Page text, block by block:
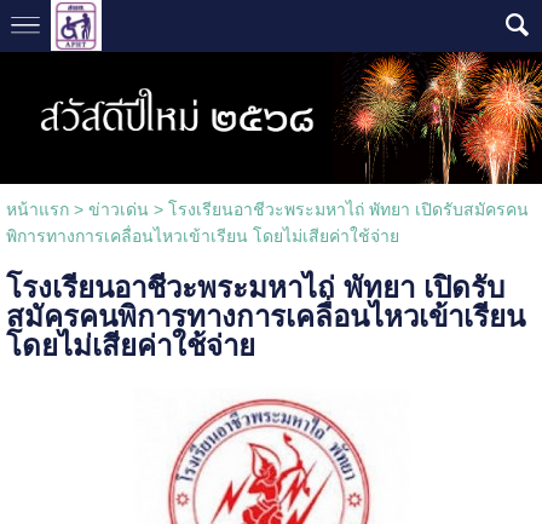
หน้าแรก> ข่าวเด่น > โรงเรียนอาชีวะพระมหาไถ่ พัทยา เปิดรับสมัครคน
พิการทางการเคลื่อนไหวเข้าเรียน โดยไม่เสียค่าใช้จ่าย
โรงเรียนอาชีวะพระมหาไถ่ พัทยา เปิดรับ
สมัครคนพิการทางการเคลื่อนไหวเข้าเรียน
โดยไม่เสียค่าใช้จ่าย